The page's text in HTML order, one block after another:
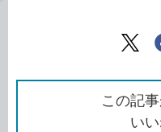
X（
で
シ
ェ
ア
この記
い